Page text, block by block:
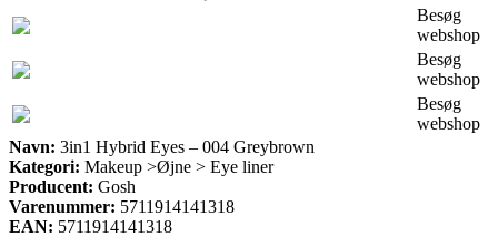
Besøg
webshop
Besøg
webshop
Besøg
webshop
Navn: 3in1 Hybrid Eyes – 004 Greybrown
Kategori: Makeup >Øjne > Eye liner
Producent: Gosh
Varenummer: 5711914141318
EAN: 5711914141318